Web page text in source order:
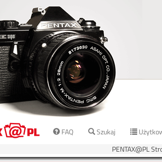
FAQ Szukaj
PENTAX@PL